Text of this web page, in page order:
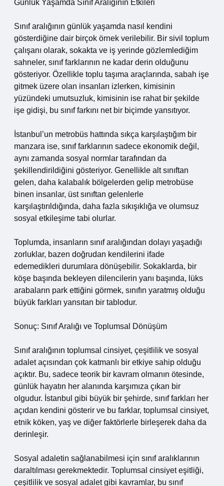
Günlük Yaşamda Sınıf Aralığının Etkileri
Sınıf aralığının günlük yaşamda nasıl kendini
gösterdiğine dair birçok örnek verilebilir. Bir sivil toplum
çalışanı olarak, sokakta ve iş yerinde gözlemlediğim
sahneler, sınıf farklarının ne kadar derin olduğunu
gösteriyor. Özellikle toplu taşıma araçlarında, sabah işe
gitmek üzere olan insanları izlerken, kimisinin
yüzündeki umutsuzluk, kimisinin ise rahat bir şekilde
işe gidişi, bu sınıf farkını net bir biçimde yansıtıyor.
İstanbul’un metrobüs hattında sıkça karşılaştığım bir
manzara ise, sınıf farklarının sadece ekonomik değil,
aynı zamanda sosyal normlar tarafından da
şekillendirildiğini gösteriyor. Genellikle alt sınıftan
gelen, daha kalabalık bölgelerden gelip metrobüse
binen insanlar, üst sınıftan gelenlerle
karşılaştırıldığında, daha fazla sıkışıklığa ve olumsuz
sosyal etkileşime tabi olurlar.
Toplumda, insanların sınıf aralığından dolayı yaşadığı
zorluklar, bazen doğrudan kendilerini ifade
edemedikleri durumlara dönüşebilir. Sokaklarda, bir
köşe başında bekleyen dilencilerin yanı başında, lüks
arabaların park ettiğini görmek, sınıfın yaratmış olduğu
büyük farkları yansıtan bir tablodur.
Sonuç: Sınıf Aralığı ve Toplumsal Dönüşüm
Sınıf aralığının toplumsal cinsiyet, çeşitlilik ve sosyal
adalet açısından çok katmanlı bir etkiye sahip olduğu
açıktır. Bu, sadece teorik bir kavram olmanın ötesinde,
günlük hayatın her alanında karşımıza çıkan bir
olgudur. İstanbul gibi büyük bir şehirde, sınıf farkları her
açıdan kendini gösterir ve bu farklar, toplumsal cinsiyet,
etnik köken, yaş ve diğer faktörlerle birleşerek daha da
derinleşir.
Sosyal adaletin sağlanabilmesi için sınıf aralıklarının
daraltılması gerekmektedir. Toplumsal cinsiyet eşitliği,
çeşitlilik ve sosyal adalet gibi kavramlar, bu sınıf